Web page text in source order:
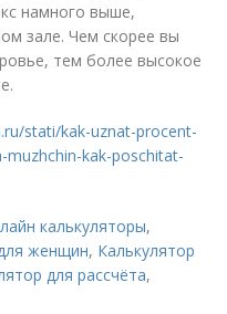
намного выше,
зале. Чем скорее вы
тем более высокое
stati/kak-uznat-procent-
muzhchin-kak-poschitat-
калькуляторы,
женщин, Калькулятор
для рассчёта,